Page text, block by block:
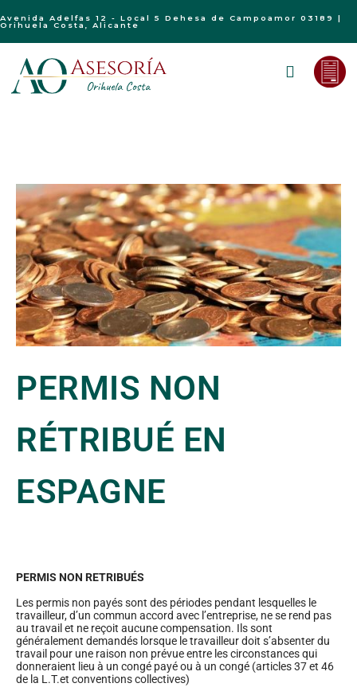
Avenida Adelfas 12 - Local 5 Dehesa de Campoamor 03189 |
Orihuela Costa, Alicante
PERMIS NON
RÉTRIBUÉ EN
ESPAGNE
PERMIS NON RETRIBUÉS
Les permis non payés sont des périodes pendant lesquelles le
travailleur, d’un commun accord avec l’entreprise, ne se rend pas
au travail et ne reçoit aucune compensation. Ils sont
généralement demandés lorsque le travailleur doit s’absenter du
travail pour une raison non prévue entre les circonstances qui
donneraient lieu à un congé payé ou à un congé (articles 37 et 46
de la L.T.et conventions collectives)